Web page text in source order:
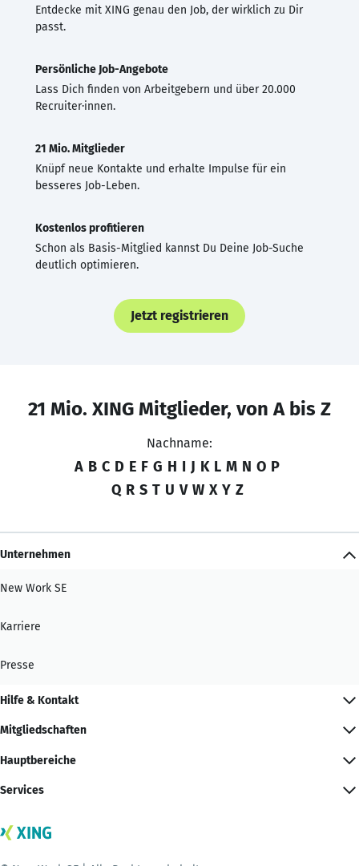
Entdecke mit XING genau den Job, der wirklich zu Dir
passt.
Persönliche Job-Angebote
Lass Dich finden von Arbeitgebern und über 20.000
Recruiter·innen.
21 Mio. Mitglieder
Knüpf neue Kontakte und erhalte Impulse für ein
besseres Job-Leben.
Kostenlos profitieren
Schon als Basis-Mitglied kannst Du Deine Job-Suche
deutlich optimieren.
Jetzt registrieren
21 Mio. XING Mitglieder, von A bis Z
Nachname:
A B C D E F G H I J K L M N O P
Q R S T U V W X Y Z
Unternehmen
New Work SE
Karriere
Presse
Hilfe & Kontakt
Mitgliedschaften
Hauptbereiche
Services